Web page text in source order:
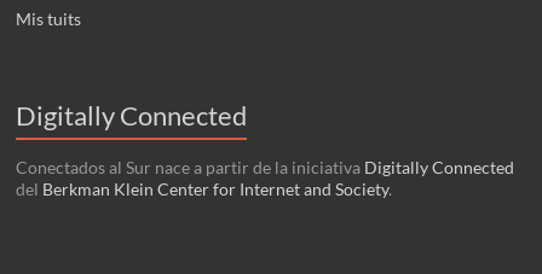
Mis tuits
Digitally Connected
Conectados al Sur nace a partir de la iniciativa Digitally Connected
del Berkman Klein Center for Internet and Society.